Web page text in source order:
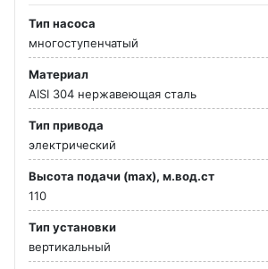
Тип насоса
многоступенчатый
Материал
AISI 304 нержавеющая сталь
Тип привода
электрический
Высота подачи (max), м.вод.ст
110
Тип установки
вертикальный